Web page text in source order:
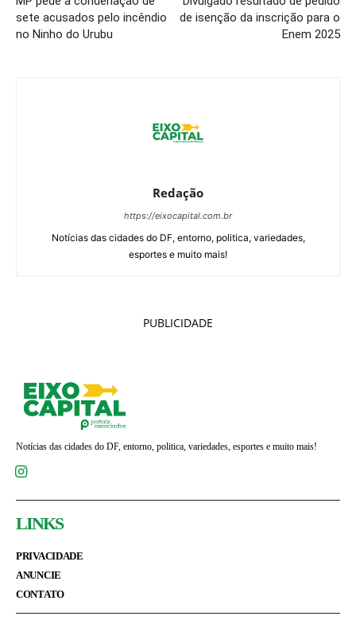
sete acusados pelo incêndio
no Ninho do Urubu
de isenção da inscrição para o
Enem 2025
Redação
https://eixocapital.com.br
Notícias das cidades do DF, entorno, politica, variedades,
esportes e muito mais!
PUBLICIDADE
Notícias das cidades do DF, entorno, politica, variedades, esportes e muito mais!
LINKS
PRIVACIDADE
ANUNCIE
CONTATO